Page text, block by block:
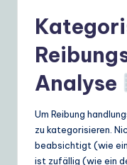
Analyse
Um Reibung
zu kategorisieren.
beabsichtigt (wie
ist zufällig (wie ein